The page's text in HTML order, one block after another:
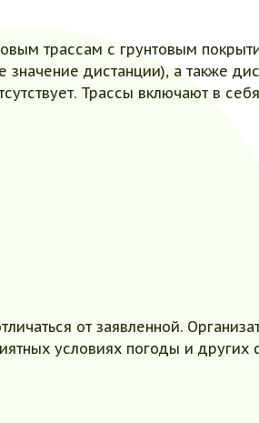
трассам с грунтовым
дистанции), а также
Трассы включают в
от заявленной.
условиях погоды и